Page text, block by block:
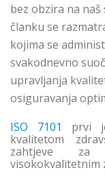
bez obzira na
članku se
kojima se
svakodnevno
upravljanja
osiguravanja
ISO 7101
prvi
kvalitetom
zahtjeve za
visokokvalitetnim